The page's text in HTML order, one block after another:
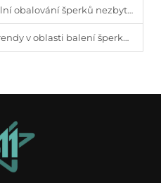
šperků nezbytné pro prestiž značky?
šperků pro značky vyšší cenové kategorie?